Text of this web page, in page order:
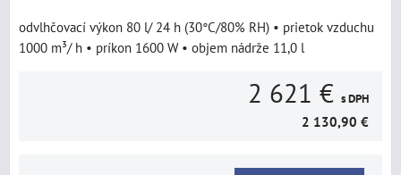
odvlhčovací výkon 80 l/ 24 h (30°C/80% RH) • prietok vzduchu
1000 m³/ h • príkon 1600 W • objem nádrže 11,0 l
2 621 € s DPH
2 130,90 €